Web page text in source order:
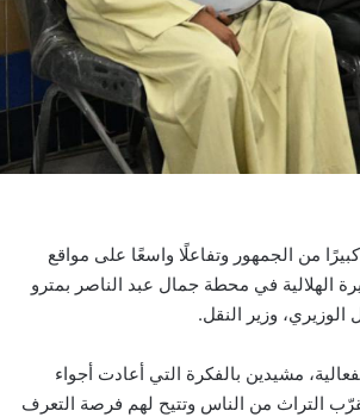
من الجمهور وتفاعلًا واسعًا على مواقع
الهلالية في محطة جمال عبد الناصر بمترو
الوزيري، وزير النقل.
مشيدين بالفكرة التي أعادت أجواء
التراث من الناس وتتيح لهم فرصة التعرف